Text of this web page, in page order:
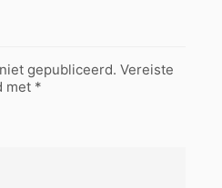
gepubliceerd. Vereiste
met *